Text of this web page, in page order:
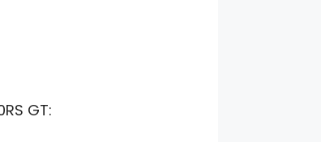
GT: